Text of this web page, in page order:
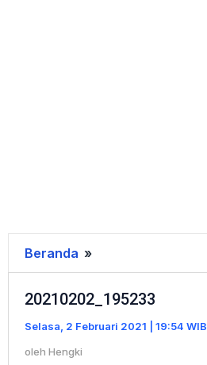
Beranda »
20210202_195233
Selasa, 2 Februari 2021 | 19:54 WIB
oleh Hengki